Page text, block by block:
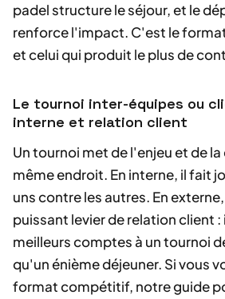
padel structure le séjour, et le
renforce l'impact. C'est le
et celui qui produit le plus de
Le tournoi inter-équipes ou
interne et relation client
Un tournoi met de l'enjeu et de
même endroit. En interne, il fait
uns contre les autres. En
puissant levier de relation client :
meilleurs comptes à un tournoi
qu'un énième déjeuner. Si vous
format compétitif, notre guide